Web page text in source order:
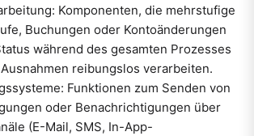
Komponenten, die mehrstufige
Buchungen oder Kontoänderungen
während des gesamten Prozesses
reibungslos verarbeiten.
Funktionen zum Senden von
oder Benachrichtigungen über
(E-Mail, SMS, In-App-